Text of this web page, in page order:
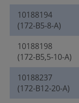
10188194
(172-B5-8-A)
10188198
(172-B5,5-10-A)
10188237
(172-B12-20-A)